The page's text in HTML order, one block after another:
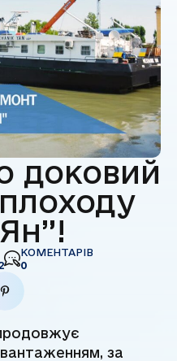
доковий
КОМЕНТАРІВ
0
за